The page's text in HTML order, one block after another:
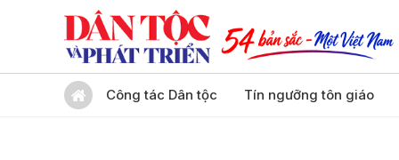
Công tác Dân tộc Tín ngưỡng tôn giáo